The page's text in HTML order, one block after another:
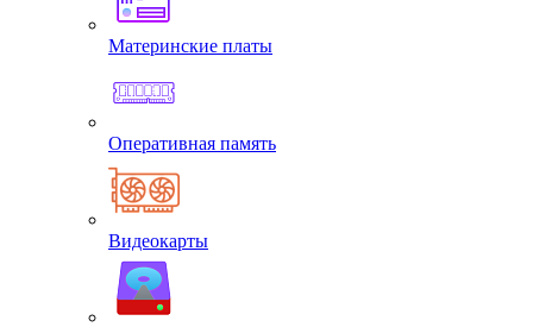
Материнские платы
Оперативная память
Видеокарты